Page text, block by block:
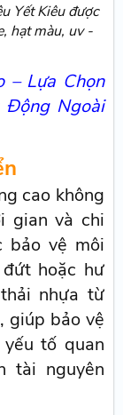
Yết Kiêu được
hạt màu, uv -
– Lựa Chọn
Động Ngoài
cao không
gian và chi
bảo vệ môi
hoặc hư
nhựa từ
giúp bảo vệ
tố quan
tài nguyên